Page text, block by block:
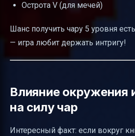
Острота V (для мечей)
Шанс получить чару 5 уровня
— игра любит держать интригу!
Влияние окружения
на силу чар
Интересный факт: если вокруг